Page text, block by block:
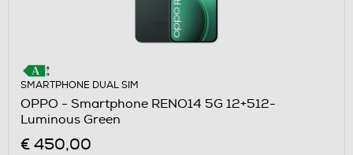
SMARTPHONE DUAL SIM
OPPO - Smartphone RENO14 5G 12+512-
Luminous Green
€ 450,00